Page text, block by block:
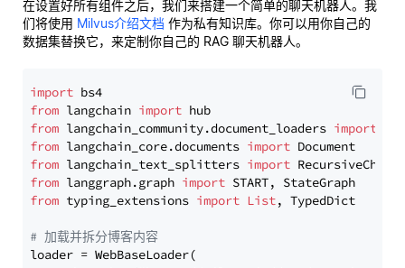
在设置好所有组件之后，我们来搭建一个简单的聊天机器人。我
们将使用 Milvus介绍文档 作为私有知识库。你可以用你自己的
数据集替换它，来定制你自己的 RAG 聊天机器人。
import
from langchain import
from langchain_community.document_loaders import
from langchain_core.documents import
from langchain_text_splitters import
from langgraph.graph import
from typing_extensions import List, TypedDict
# 加载并拆分博客内容
loader = WebBaseLoader(